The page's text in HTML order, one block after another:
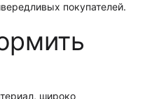
покупателей.
широко